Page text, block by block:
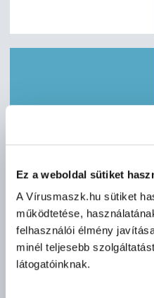
Ez a weboldal sütiket
A Vírusmaszk.hu sütiket
működtetése,
felhasználói élmény
minél teljesebb
látogatóinknak.
ALLTEST Beright SARS-
CoV-2 Ag orrlyukpálcás
gyorsteszt otthoni